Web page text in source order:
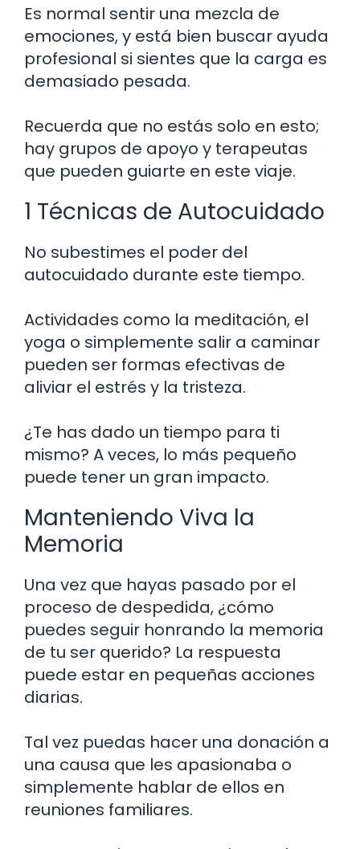
Es normal sentir una mezcla de
emociones, y está bien buscar ayuda
profesional si sientes que la carga es
demasiado pesada.
Recuerda que no estás solo en esto;
hay grupos de apoyo y terapeutas
que pueden guiarte en este viaje.
1 Técnicas de Autocuidado
No subestimes el poder del
autocuidado durante este tiempo.
Actividades como la meditación, el
yoga o simplemente salir a caminar
pueden ser formas efectivas de
aliviar el estrés y la tristeza.
¿Te has dado un tiempo para ti
mismo? A veces, lo más pequeño
puede tener un gran impacto.
Manteniendo Viva la
Memoria
Una vez que hayas pasado por el
proceso de despedida, ¿cómo
puedes seguir honrando la memoria
de tu ser querido? La respuesta
puede estar en pequeñas acciones
diarias.
Tal vez puedas hacer una donación a
una causa que les apasionaba o
simplemente hablar de ellos en
reuniones familiares.